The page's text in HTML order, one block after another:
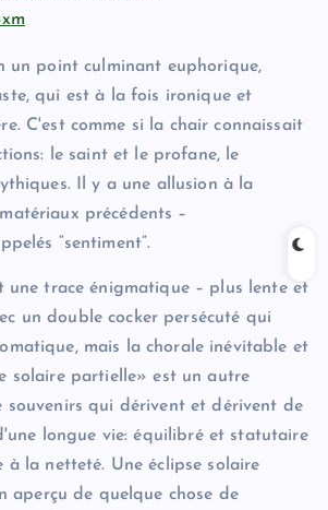
un point culminant euphorique,
qui est à la fois ironique et
C'est comme si la chair connaissait
le saint et le profane, le
Il y a une allusion à la
précédents –
“sentiment”.
une trace énigmatique – plus lente et
un double cocker persécuté qui
mais la chorale inévitable et
solaire partielle» est un autre
souvenirs qui dérivent et dérivent de
longue vie: équilibré et statutaire
à la netteté. Une éclipse solaire
aperçu de quelque chose de